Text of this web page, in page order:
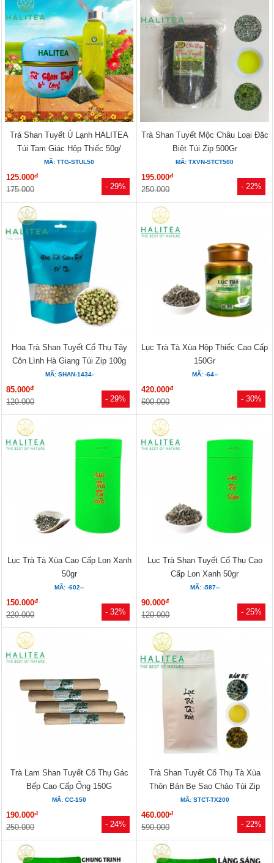
- 29%
Trà Shan Tuyết Ủ Lạnh HALITEA
Túi Tam Giác Hộp Thiếc 50g/
hộp/...
MÃ: TTG-STUL50
125.000đ
175.000 - 22%
Trà Shan Tuyết Mộc Châu Loại Đặc
Biệt Túi Zip 500Gr
MÃ: TXVN-STCT500
195.000đ
250.000
- 29%
Hoa Trà Shan Tuyết Cổ Thụ Tây
Côn Lình Hà Giang Túi Zip 100g
MÃ: SHAN-1434-
85.000đ
120.000 - 30%
Lục Trà Tà Xùa Hộp Thiếc Cao Cấp
150Gr
MÃ: -64--
420.000đ
600.000
- 32%
Lục Trà Tà Xùa Cao Cấp Lon Xanh
50gr
MÃ: -602--
150.000đ
220.000 - 25%
Lục Trà Shan Tuyết Cổ Thụ Cao
Cấp Lon Xanh 50gr
MÃ: -587--
90.000đ
120.000
- 24%
Trà Lam Shan Tuyết Cổ Thụ Gác
Bếp Cao Cấp Ống 150G
MÃ: CC-150
190.000đ
250.000 - 22%
Trà Shan Tuyết Cổ Thụ Tà Xùa
Thôn Bản Bẹ Sao Chảo Túi Zip
200gr
MÃ: STCT-TX200
460.000đ
590.000